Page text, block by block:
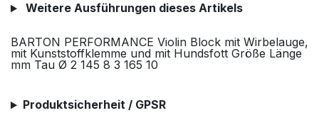
Weitere Ausführungen dieses Artikels
BARTON PERFORMANCE Violin Block mit Wirbelauge,
mit Kunststoffklemme und mit Hundsfott Größe Länge
mm Tau Ø 2 145 8 3 165 10
Produktsicherheit / GPSR